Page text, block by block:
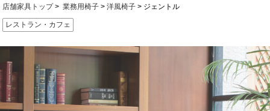
店舗家具トップ 業務用椅子 洋風椅子 ジェントル
レストラン・カフェ